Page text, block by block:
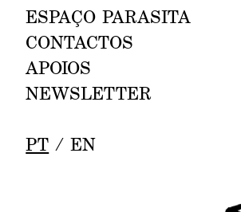
ESPAÇO PARASITA
CONTACTOS
APOIOS
NEWSLETTER
PT /EN
AULA
JOÃO DOS
ESCAPA /